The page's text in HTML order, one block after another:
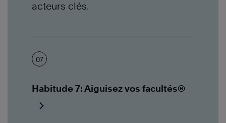
acteurs clés.
07
Habitude 7: Aiguisez vos facultés®